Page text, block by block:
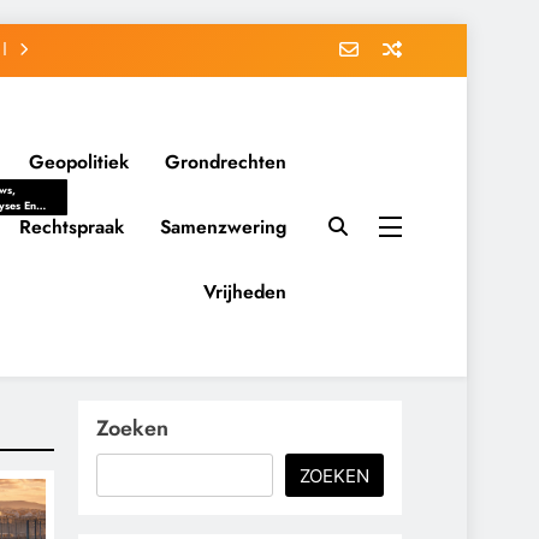
Geopolitiek Grondrechten
En
Politieke
Belangen
Rechtspraak Samenzwering
Vrijheden
Zoeken
ZOEKEN